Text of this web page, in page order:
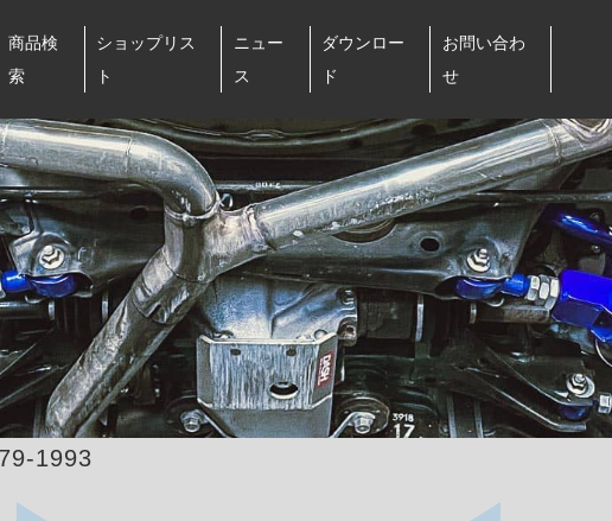
商品検
索
ショップリス
ト
ニュー
ス
ダウンロー
ド
お問い合わ
せ
1993